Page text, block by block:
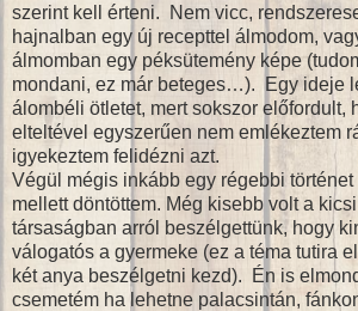
szerint kell érteni. Nem vicc,
hajnalban egy új recepttel álmodom,
álmomban egy péksütemény képe
mondani, ez már beteges…). Egy ideje
álombéli ötletet, mert sokszor előfordult,
elteltével egyszerűen nem emlékeztem
igyekeztem felidézni azt.
Végül mégis inkább egy régebbi
mellett döntöttem. Még kisebb volt a
társaságban arról beszélgettünk, hogy
válogatós a gyermeke (ez a téma tutira
két anya beszélgetni kezd). Én is
csemetém ha lehetne palacsintán,